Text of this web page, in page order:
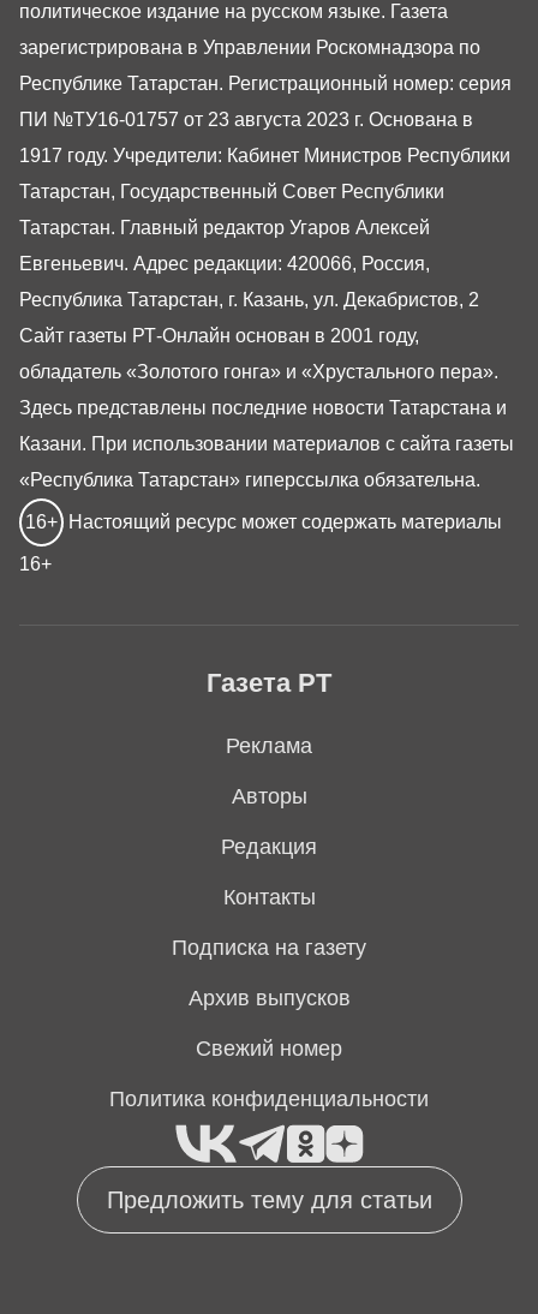
Предложить тему для статьи
Газета РТ
Реклама
Авторы
Редакция
Контакты
Подписка на газету
Архив выпусков
Свежий номер
Политика конфиденциальности
политическое издание на русском языке. Газета
зарегистрирована в Управлении Роскомнадзора по
Республике Татарстан. Регистрационный номер: серия
ПИ №ТУ16-01757 от 23 августа 2023 г. Основана в
1917 году. Учредители: Кабинет Министров Республики
Татарстан, Государственный Совет Республики
Татарстан. Главный редактор Угаров Алексей
Евгеньевич. Адрес редакции: 420066, Россия,
Республика Татарстан, г. Казань, ул. Декабристов, 2
Сайт газеты РТ-Онлайн основан в 2001 году,
обладатель «Золотого гонга» и «Хрустального пера».
Здесь представлены последние новости Татарстана и
Казани. При использовании материалов с сайта газеты
«Республика Татарстан» гиперссылка обязательна.
16+ Настоящий ресурс может содержать материалы
16+